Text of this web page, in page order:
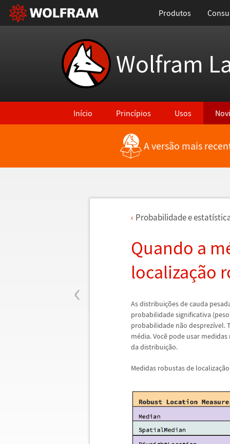
Produtos
Wolfram
Início Princípios Usos
A versão mais
‹
Probabilidade e estatí
Quando a m
localização
As distribuições de cauda
probabilidade significativa
probabilidade não desprezível.
média. Você pode usar
da distribuição.
Medidas robustas de localizaçã